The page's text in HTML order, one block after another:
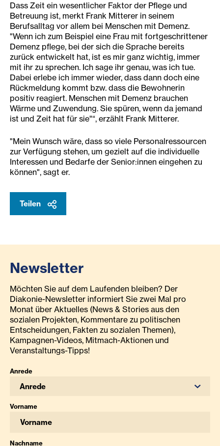
Dass Zeit ein wesentlicher Faktor der Pflege und
Betreuung ist, merkt Frank Mitterer in seinem
Berufsalltag vor allem bei Menschen mit Demenz.
"Wenn ich zum Beispiel eine Frau mit fortgeschrittener
Demenz pflege, bei der sich die Sprache bereits
zurück entwickelt hat, ist es mir ganz wichtig, immer
mit ihr zu sprechen. Ich sage ihr genau, was ich tue.
Dabei erlebe ich immer wieder, dass dann doch eine
Rückmeldung kommt bzw. dass die Bewohnerin
positiv reagiert. Menschen mit Demenz brauchen
Wärme und Zuwendung. Sie spüren, wenn da jemand
ist und Zeit hat für sie"“, erzählt Frank Mitterer.
"Mein Wunsch wäre, dass so viele Personalressourcen
zur Verfügung stehen, um gezielt auf die individuelle
Interessen und Bedarfe der Senior:innen eingehen zu
können", sagt er.
Teilen
Newsletter
Möchten Sie auf dem Laufenden bleiben? Der
Diakonie-Newsletter informiert Sie zwei Mal pro
Monat über Aktuelles (News & Stories aus den
sozialen Projekten, Kommentare zu politischen
Entscheidungen, Fakten zu sozialen Themen),
Kampagnen-Videos, Mitmach-Aktionen und
Veranstaltungs-Tipps!
Anrede
Anrede
Vorname
Nachname